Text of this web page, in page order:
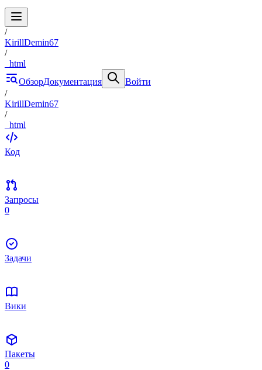
/
KirillDemin67
/
_html
ОбзорДокументация
Войти
/
KirillDemin67
/
_html
Код
Запросы
0
Задачи
Вики
Пакеты
0